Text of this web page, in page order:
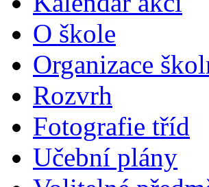
O škole
Organizace
Rozvrh
Fotografie tříd
Učební plány